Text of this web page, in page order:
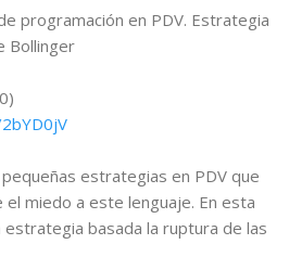
programación en PDV. Estrategia
Bollinger
estrategias en PDV que
miedo a este lenguaje. En esta
basada la ruptura de las